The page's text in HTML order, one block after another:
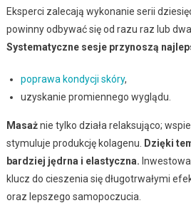
Eksperci zalecają wykonanie serii
powinny odbywać się od razu raz lub
Systematyczne sesje przynoszą
poprawa kondycji skóry,
uzyskanie promiennego wyglądu.
Masażnie tylko działa relaksująco;
stymuluje produkcję kolagenu.
Dzięki
bardziej jędrna i elastyczna.
klucz do cieszenia się długotrwałymi
oraz lepszego samopoczucia.